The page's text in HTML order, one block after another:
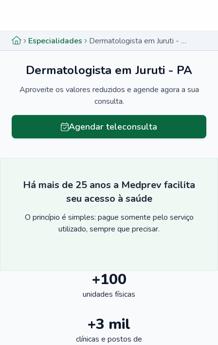
Especialidades Dermatologista em Juruti - PA
Dermatologista em Juruti - PA
Aproveite os valores reduzidos e agende agora a sua
consulta.
Agendar teleconsulta
Há mais de 25 anos a Medprev facilita
seu acesso à saúde
O princípio é simples: pague somente pelo serviço
utilizado, sempre que precisar.
+100
unidades físicas
+3 mil
clínicas e postos de